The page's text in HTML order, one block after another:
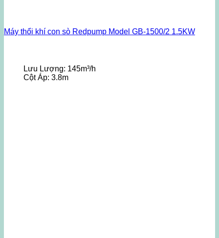
Máy thổi khí con sò Redpump Model GB-1500/2 1.5KW
Lưu Lượng: 145m³/h
Cột Áp: 3.8m